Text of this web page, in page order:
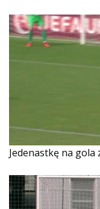
Jedenastkę na gola